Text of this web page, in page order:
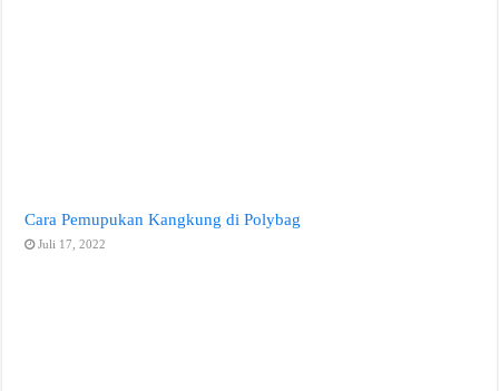
Cara Pemupukan Kangkung di Polybag
Juli 17, 2022